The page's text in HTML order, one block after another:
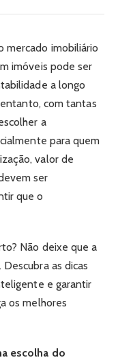
mercado imobiliário
imóveis pode ser
a longo
com tantas
a
para quem
valor de
ser
que o
Não deixe que a
as dicas
e garantir
os melhores
escolha do